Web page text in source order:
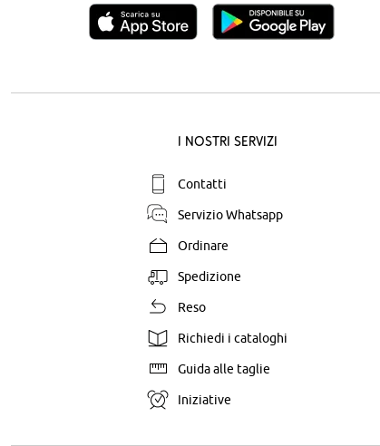
I nostri servizi
Contatti
Servizio Whatsapp
Ordinare
Spedizione
Reso
Richiedi i cataloghi
Guida alle taglie
Iniziative